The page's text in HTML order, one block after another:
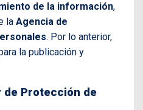
de la información,
la Agencia de
. Por lo anterior,
la publicación y
de Protección de